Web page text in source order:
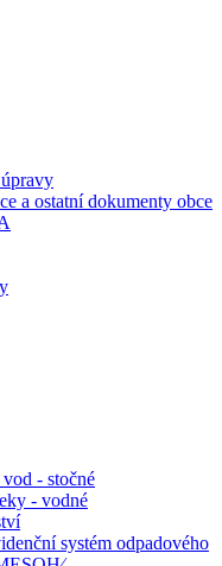
a ostatní dokumenty obce
- stočné
- vodné
systém odpadového